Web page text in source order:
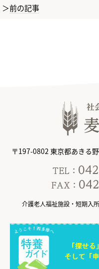
前の記事
〒197-0802 東京都あきる
介護老人福祉施設・短期入